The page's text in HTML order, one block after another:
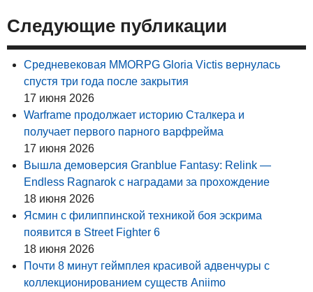
Следующие публикации
Средневековая MMORPG Gloria Victis вернулась
спустя три года после закрытия
17 июня 2026
Warframe продолжает историю Сталкера и
получает первого парного варфрейма
17 июня 2026
Вышла демоверсия Granblue Fantasy: Relink —
Endless Ragnarok с наградами за прохождение
18 июня 2026
Ясмин с филиппинской техникой боя эскрима
появится в Street Fighter 6
18 июня 2026
Почти 8 минут геймплея красивой адвенчуры с
коллекционированием существ Aniimo